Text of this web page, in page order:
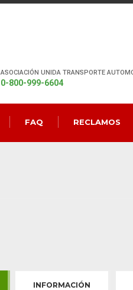
ASOCIACIÓN UNIDA TRANSPORTE
0-800-999-6604
FAQ RECLAMOS
INFORMACIÓN